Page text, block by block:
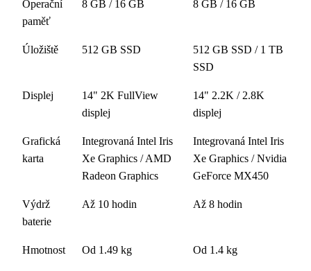
Operační
paměť
8 GB / 16 GB 8 GB / 16 GB
Úložiště 512 GB SSD
512 GB SSD / 1 TB
SSD
Displej
14" 2K FullView
displej
14" 2.2K / 2.8K
displej
Grafická
karta
Integrovaná Intel Iris
Xe Graphics / AMD
Radeon Graphics
Integrovaná Intel Iris
Xe Graphics / Nvidia
GeForce MX450
Výdrž
baterie
Až 10 hodin Až 8 hodin
Hmotnost Od 1.49 kg Od 1.4 kg